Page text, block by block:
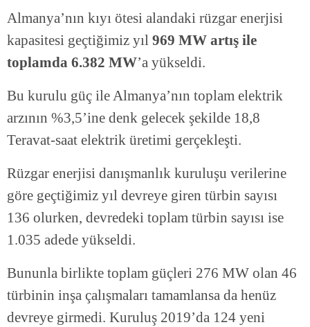
Almanya’nın kıyı ötesi alandaki rüzgar enerjisi
kapasitesi geçtiğimiz yıl 969 MW artış ile
toplamda 6.382 MW’a yükseldi.
Bu kurulu güç ile Almanya’nın toplam elektrik
arzının %3,5’ine denk gelecek şekilde 18,8
Teravat-saat elektrik üretimi gerçekleşti.
Rüzgar enerjisi danışmanlık kuruluşu verilerine
göre geçtiğimiz yıl devreye giren türbin sayısı
136 olurken, devredeki toplam türbin sayısı ise
1.035 adede yükseldi.
Bununla birlikte toplam güçleri 276 MW olan 46
türbinin inşa çalışmaları tamamlansa da henüz
devreye girmedi. Kuruluş 2019’da 124 yeni